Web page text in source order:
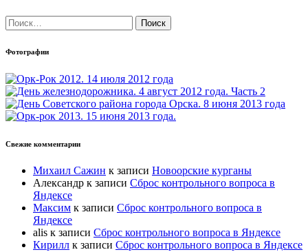
Найти:
Фотографии
Свежие комментарии
Михаил Сажин к записи Новоорские курганы
Александр к записи Сброс контрольного вопроса в
Яндексе
Максим к записи Сброс контрольного вопроса в
Яндексе
alis к записи Сброс контрольного вопроса в Яндексе
Кирилл к записи Сброс контрольного вопроса в Яндексе